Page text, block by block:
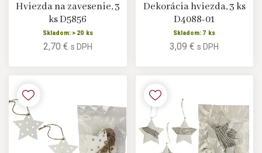
Hviezda na zavesenie, 3
ks D5856
Skladom: > 20 ks
2,70 € s DPH
Dekorácia hviezda, 3 ks
D4088-01
Skladom: 7 ks
3,09 €s DPH